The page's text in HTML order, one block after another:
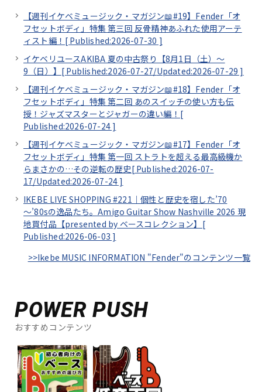
【週刊イケベミュージック・マガジン📖#19】Fender「オ
フセットボディ」特集 第三回 反骨精神あふれた使用アーテ
ィスト編！[ Published:2026-07-30 ]
イケベリユースAKIBA 夏の中古祭り【8月1日（土）～
9（日）】[ Published:2026-07-27/Updated:2026-07-29 ]
【週刊イケベミュージック・マガジン📖#18】Fender「オ
フセットボディ」特集 第二回 あのスイッチの使い方も伝
授！ジャズマスターとジャガーの違い編！[
Published:2026-07-24 ]
【週刊イケベミュージック・マガジン📖#17】Fender「オ
フセットボディ」特集 第一回 ストラトを超える最高級機か
らまさかの…その逆転の歴史[ Published:2026-07-
17/Updated:2026-07-24 ]
IKEBE LIVE SHOPPING #221｜個性と歴史を宿した’70
～’80sの逸品たち。Amigo Guitar Show Nashville 2026 現
地買付品【presented by ベースコレクション】[
Published:2026-06-03 ]
>>Ikebe MUSIC INFORMATION "Fender"のコンテンツ一覧
POWER PUSH
おすすめコンテンツ